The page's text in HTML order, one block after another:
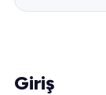
Giriş